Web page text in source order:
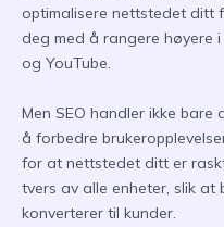
optimalisere nettstedet ditt
deg med å rangere høyere
og YouTube.
Men SEO handler ikke
å forbedre
for at nettstedet ditt er
tvers av alle enheter, slik
konverterer til kunder.